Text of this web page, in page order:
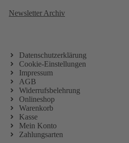
Newsletter Archiv
Datenschutzerklärung
Cookie-Einstellungen
Impressum
AGB
Widerrufsbelehrung
Onlineshop
Warenkorb
Kasse
Mein Konto
Zahlungsarten